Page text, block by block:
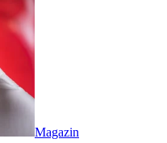
Magazin